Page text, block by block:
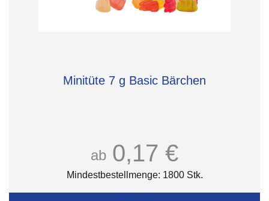
Minitüte 7 g Basic Bärchen
ab 0,17 €
Mindestbestellmenge: 1800 Stk.